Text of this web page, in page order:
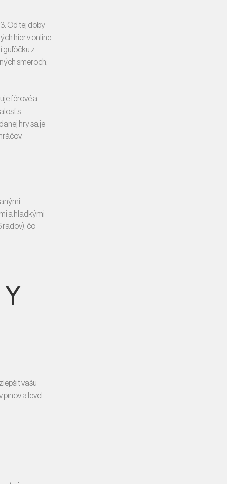
Od tej doby
hier v online
guľôčku z
smeroch,
férové a
s
hry sa je
a hladkými
radov), čo
vašu
a level